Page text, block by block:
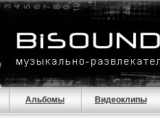
Альбомы Видеоклипы